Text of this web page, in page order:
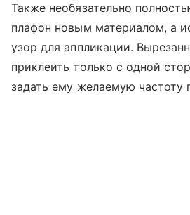
Также необязательно
плафон новым материалом, а
узор для аппликации.
приклеить только с одной
задать ему желаемую частоту